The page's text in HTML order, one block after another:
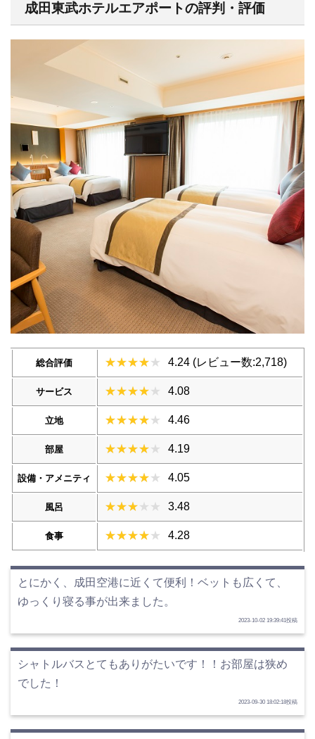
成田東武ホテルエアポートの評判・評価
総合評価 4.24 (レビュー数:2,718)
サービス 4.08
立地 4.46
部屋 4.19
設備・アメニティ 4.05
風呂 3.48
食事 4.28
とにかく、成田空港に近くて便利！ベットも広くて、
ゆっくり寝る事が出来ました。
2023-10-02 19:39:41投稿
シャトルバスとてもありがたいです！！お部屋は狭め
でした！
2023-09-30 18:02:18投稿